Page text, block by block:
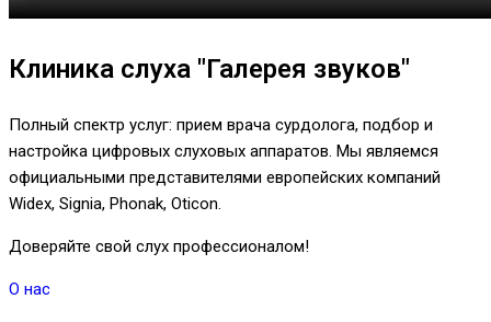
Клиника слуха "Галерея звуков"
Полный спектр услуг: прием врача сурдолога, подбор и
настройка цифровых слуховых аппаратов. Мы являемся
официальными представителями европейских компаний
Widex, Signia, Phonak, Oticon.
Доверяйте свой слух профессионалом!
О нас